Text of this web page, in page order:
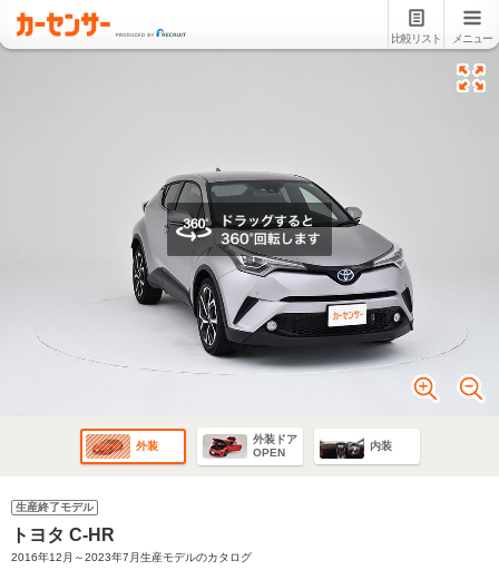
比較リスト メニュー
外装
外装ドア
OPEN
内装
生産終了モデル
トヨタ C-HR
2016年12月～2023年7月生産モデルのカタログ